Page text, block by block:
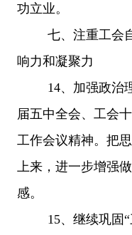
功立业。
七、注重工会
响力和凝聚力
14、加强政治
届五中全会、工会
工作会议精神。把
上来，进一步增强
感。
15、 继续巩固